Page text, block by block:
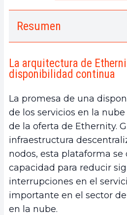
Resumen
1. La arquitectura de
a. Descentralización de los
c.Mantenimiento y
2. La gestión de las
a.Monitoreo y reactividad
b.Replicación segura de
c. Escalabilidad y gestión
3. Las ventajas de la
a. Resiliencia aumentada
b.Ahorros en costos
c.Mejor gestión del riesgo
La arquitectura de
disponibilidad continua
La promesa de una
de los servicios en la
de la oferta de Ethernity.
infraestructura
nodos, esta plataforma
capacidad para reducir
interrupciones en el
importante en el sector
en la nube.